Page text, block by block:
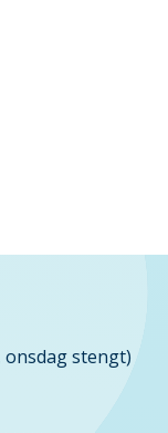
onsdag stengt)